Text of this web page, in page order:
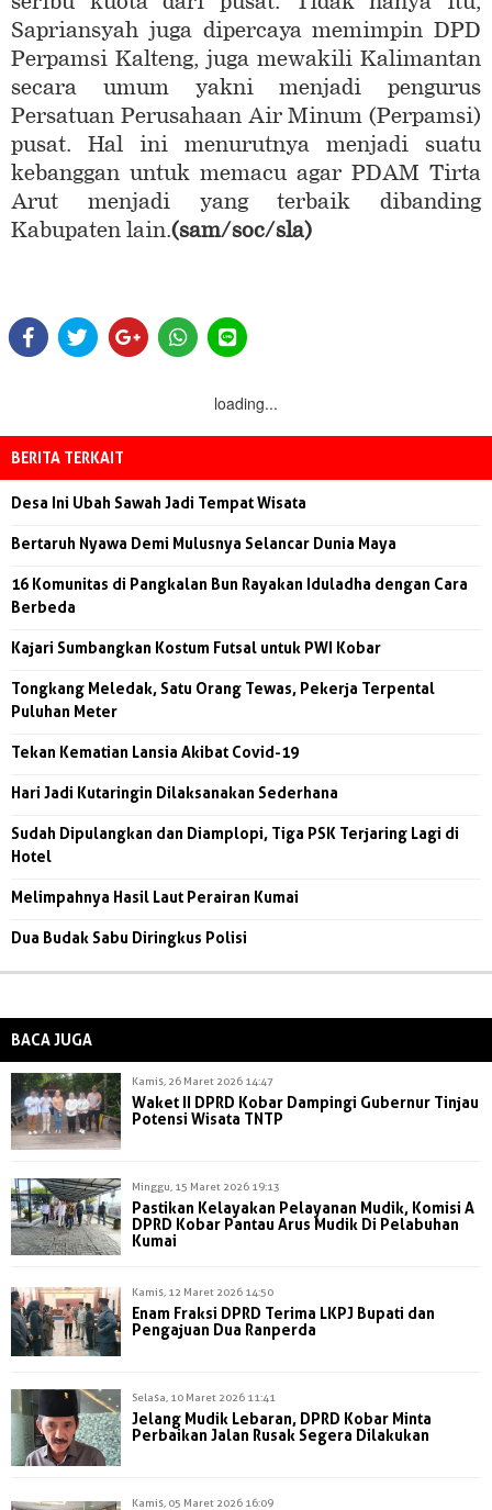
Sapriansyah juga dipercaya memimpin DPD
Perpamsi Kalteng, juga mewakili Kalimantan
secara umum yakni menjadi pengurus
Persatuan Perusahaan Air Minum (Perpamsi)
pusat. Hal ini menurutnya menjadi suatu
kebanggan untuk memacu agar PDAM Tirta
Arut menjadi yang terbaik dibanding
Kabupaten lain.(sam/soc/sla)
loading...
BERITA TERKAIT
Desa Ini Ubah Sawah Jadi Tempat Wisata
Bertaruh Nyawa Demi Mulusnya Selancar Dunia Maya
16 Komunitas di Pangkalan Bun Rayakan Iduladha dengan Cara
Berbeda
Kajari Sumbangkan Kostum Futsal untuk PWI Kobar
Tongkang Meledak, Satu Orang Tewas, Pekerja Terpental
Puluhan Meter
Tekan Kematian Lansia Akibat Covid-19
Hari Jadi Kutaringin Dilaksanakan Sederhana
Sudah Dipulangkan dan Diamplopi, Tiga PSK Terjaring Lagi di
Hotel
Melimpahnya Hasil Laut Perairan Kumai
Dua Budak Sabu Diringkus Polisi
BACA JUGA
Kamis, 26 Maret 2026 14:47
Waket II DPRD Kobar Dampingi Gubernur Tinjau
Potensi Wisata TNTP
Minggu, 15 Maret 2026 19:13
Pastikan Kelayakan Pelayanan Mudik, Komisi A
DPRD Kobar Pantau Arus Mudik Di Pelabuhan
Kumai
Kamis, 12 Maret 2026 14:50
Enam Fraksi DPRD Terima LKPJ Bupati dan
Pengajuan Dua Ranperda
Selasa, 10 Maret 2026 11:41
Jelang Mudik Lebaran, DPRD Kobar Minta
Perbaikan Jalan Rusak Segera Dilakukan
Kamis, 05 Maret 2026 16:09